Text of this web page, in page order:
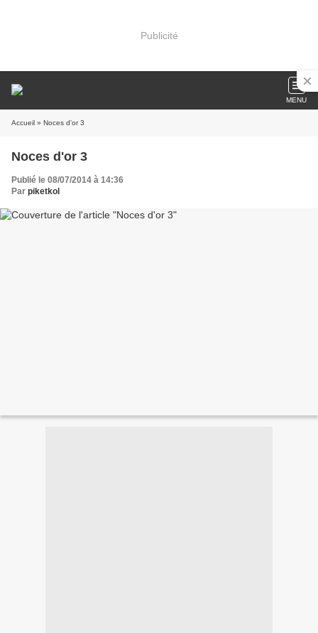
Publicité
MENU
Accueil » Noces d'or 3
Noces d'or 3
Publié le 08/07/2014 à 14:36
Par piketkol